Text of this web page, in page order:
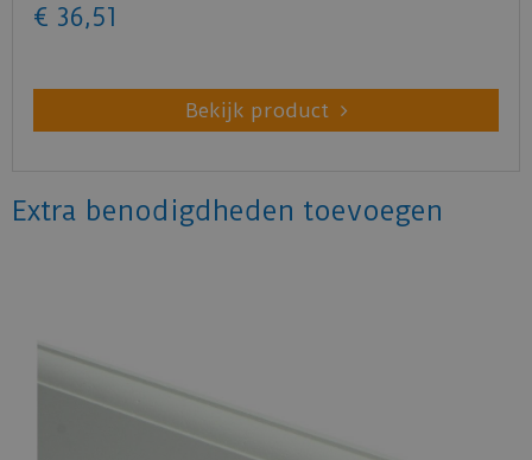
€ 36,51
Bekijk product
Extra benodigdheden toevoegen